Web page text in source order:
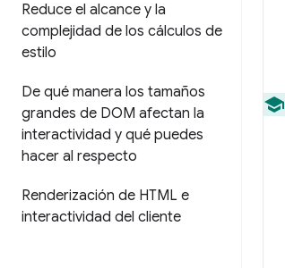
Reduce el alcance y la
complejidad de los cálculos de
estilo
De qué manera los tamaños
grandes de DOM afectan la
interactividad y qué puedes
hacer al respecto
Renderización de HTML e
interactividad del cliente